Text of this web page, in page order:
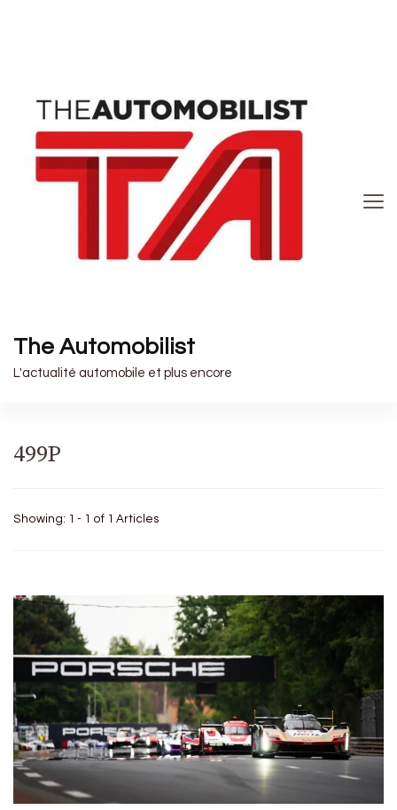
The Automobilist
L'actualité automobile et plus encore
499P
Showing: 1 - 1 of 1 Articles